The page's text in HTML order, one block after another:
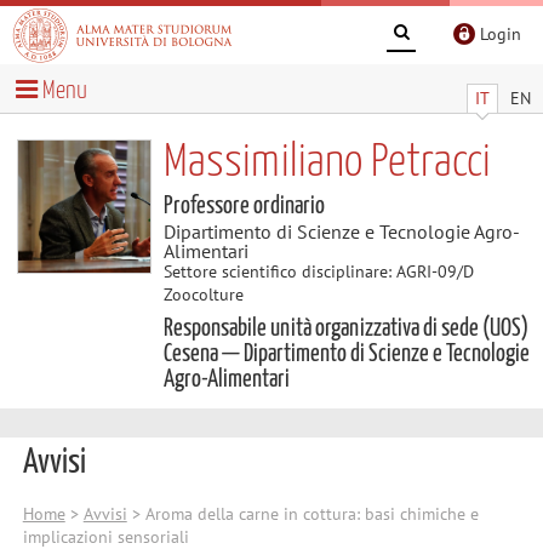
Login
IT EN
Menu
Massimiliano Petracci
Professore ordinario
Dipartimento di Scienze e Tecnologie Agro-
Alimentari
Settore scientifico disciplinare: AGRI-09/D
Zoocolture
Responsabile unità organizzativa di sede (UOS)
Cesena — Dipartimento di Scienze e Tecnologie
Agro-Alimentari
Avvisi
Home> Avvisi > Aroma della carne in cottura: basi chimiche e
implicazioni sensoriali